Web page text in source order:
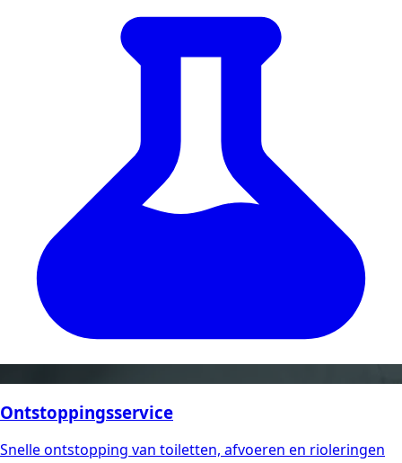
Ontstoppingsservice
Snelle ontstopping van toiletten, afvoeren en rioleringen